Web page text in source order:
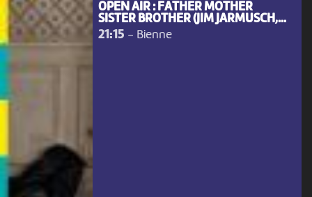
OPEN AIR : FATHER MOTHER
SISTER BROTHER (JIM JARMUSCH,...
21:15 - Bienne